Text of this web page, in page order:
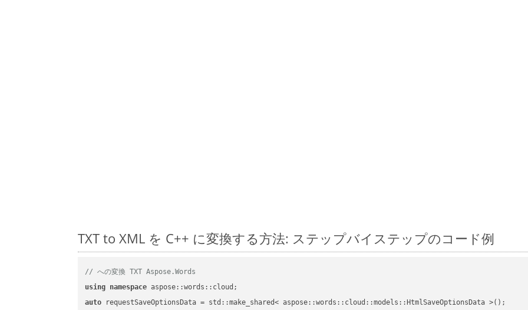
TXT to XML を C++ に変換する方法: ステップバイステップのコード例
// への変換 TXT Aspose.Words
using namespace
auto requestSaveOptionsData = std::make_shared< aspose::words::cloud::models::HtmlSaveOptionsData >();